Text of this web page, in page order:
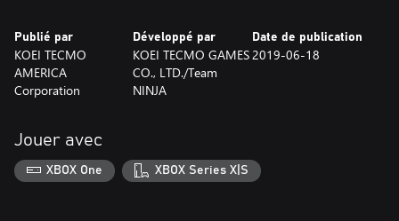
Publié par
KOEI TECMO
AMERICA
Corporation
Développé par
KOEI TECMO GAMES
CO., LTD./Team
NINJA
Date de publication
2019-06-18
Jouer avec
XBOX One XBOX Series X|S